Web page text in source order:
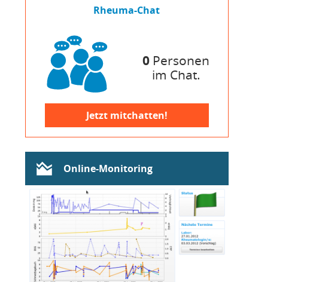
Rheuma-Chat
0 Personen
im Chat.
Jetzt mitchatten!
Online-Monitoring